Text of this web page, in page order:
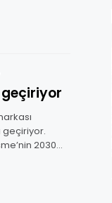
geçiriyor.
2030